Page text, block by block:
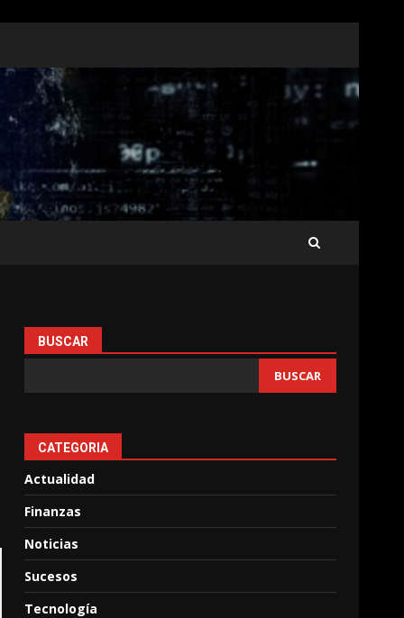
BUSCAR
BUSCAR
CATEGORIA
Actualidad
Finanzas
Noticias
Sucesos
Tecnología